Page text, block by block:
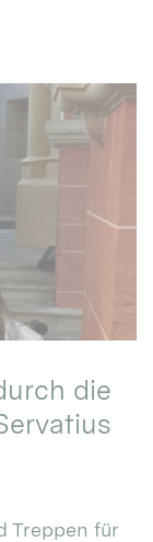
die
Treppen für